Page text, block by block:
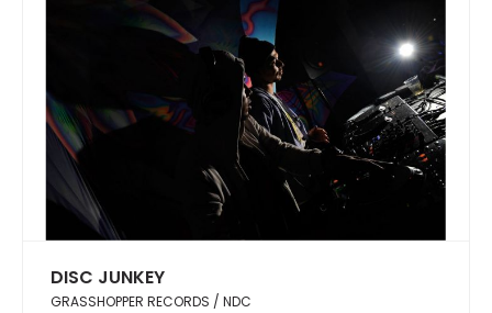
DISC JUNKEY
GRASSHOPPER RECORDS / NDC